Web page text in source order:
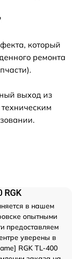
который
ремонта
выход из
RGK
в нашем
опытными
предоставляем
уверены в
RGK TL-400